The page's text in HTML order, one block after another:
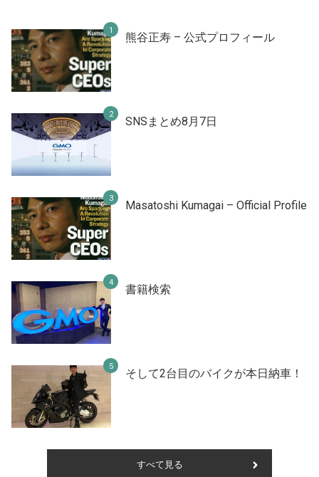
熊谷正寿 – 公式プロフィール
SNSまとめ8月7日
Masatoshi Kumagai – Official Profile
書籍検索
そして2台目のバイクが本日納車！
すべて見る